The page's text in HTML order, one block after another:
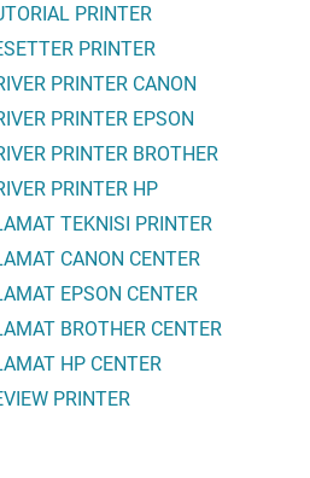
PRINTER
PRINTER
PRINTER CANON
PRINTER EPSON
PRINTER BROTHER
PRINTER HP
TEKNISI PRINTER
CANON CENTER
EPSON CENTER
BROTHER CENTER
HP CENTER
PRINTER